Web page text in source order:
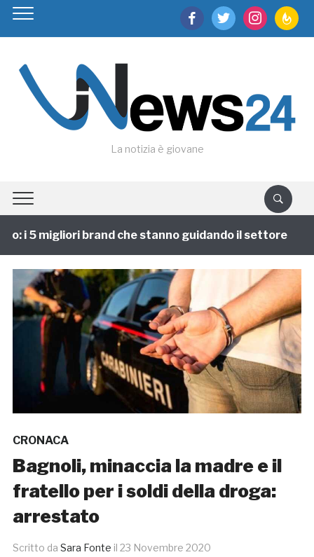
facebooktwitter instagram
La notizia è giovane
i 5 migliori brand che stanno guidando il settore
CRONACA
Bagnoli, minaccia la madre e il
fratello per i soldi della droga:
arrestato
Scritto da Sara Fonte il 23 Novembre 2020